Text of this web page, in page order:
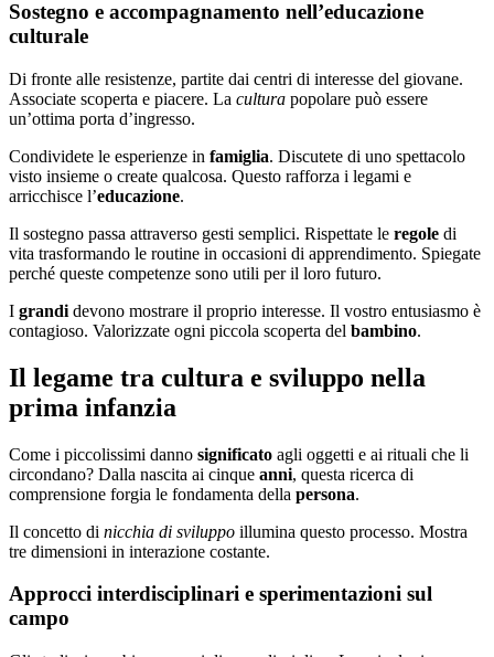
Sostegno e accompagnamento nell’educazione
culturale
Di fronte alle resistenze, partite dai centri di interesse del giovane.
Associate scoperta e piacere. La cultura popolare può essere
un’ottima porta d’ingresso.
Condividete le esperienze in famiglia. Discutete di uno spettacolo
visto insieme o create qualcosa. Questo rafforza i legami e
arricchisce l’educazione.
Il sostegno passa attraverso gesti semplici. Rispettate le regole di
vita trasformando le routine in occasioni di apprendimento. Spiegate
perché queste competenze sono utili per il loro futuro.
I grandi devono mostrare il proprio interesse. Il vostro entusiasmo è
contagioso. Valorizzate ogni piccola scoperta del bambino.
Il legame tra cultura e sviluppo nella
prima infanzia
Come i piccolissimi danno significato agli oggetti e ai rituali che li
circondano? Dalla nascita ai cinque anni, questa ricerca di
comprensione forgia le fondamenta della persona.
Il concetto di nicchia di sviluppo illumina questo processo. Mostra
tre dimensioni in interazione costante.
Approcci interdisciplinari e sperimentazioni sul
campo